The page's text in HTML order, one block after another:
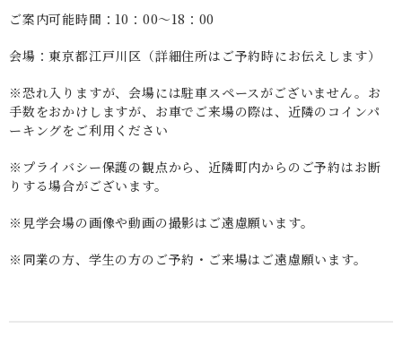
ご案内可能時間：10：00～18：00
会場：東京都江戸川区（詳細住所はご予約時にお伝えします）
※恐れ入りますが、会場には駐車スペースがございません。お
手数をおかけしますが、お車でご来場の際は、近隣のコインパ
ーキングをご利用ください
※プライバシー保護の観点から、近隣町内からのご予約はお断
りする場合がございます。
※見学会場の画像や動画の撮影はご遠慮願います。
※同業の方、学生の方のご予約・ご来場はご遠慮願います。